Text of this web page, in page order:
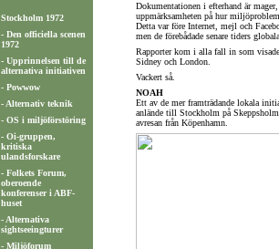
Stockholm 1972
- Den officiella scenen
1972
- Upprinnelsen till de
alternativa initiativen
- Powwow
- Alternativ teknik
- OS i miljöförstöring
- Oi-gruppen,
kritiska
ulandsforskare
- Folkets Forum,
oberoende
konferenser i ABF-
huset
- Alternativa
sightseeingturer
- Miljöforum
Dokumentationen i efterhand är
uppmärksamheten på hur
Detta var före Internet, mejl och
men de förebådade senare tiders
Rapporter kom i alla fall in som
Sidney och London.
Vackert så.
NOAH
Ett av de mer framträdande lokala
anlände till Stockholm på
avresan från Köpenhamn.